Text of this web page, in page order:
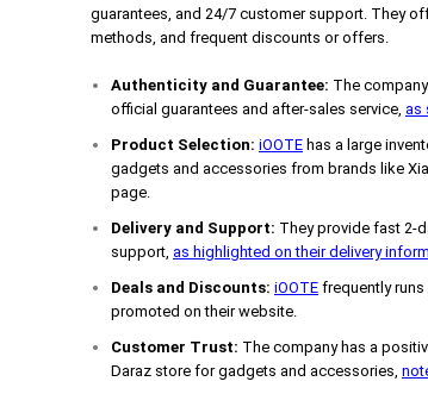
guarantees, and 24/7 customer support. They
methods, and frequent discounts or offers.
Authenticity and Guarantee: The
official guarantees and after-sales service, as
Product Selection: iOOTE has a large
gadgets and accessories from brands like
page.
Delivery and Support: They provide fast 2-
support, as highlighted on their delivery
Deals and Discounts: iOOTE frequently
promoted on their website.
Customer Trust: The company has a
Daraz store for gadgets and accessories,